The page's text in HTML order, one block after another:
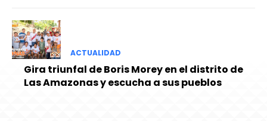
ACTUALIDAD
Gira triunfal de Boris Morey en el distrito de
Las Amazonas y escucha a sus pueblos